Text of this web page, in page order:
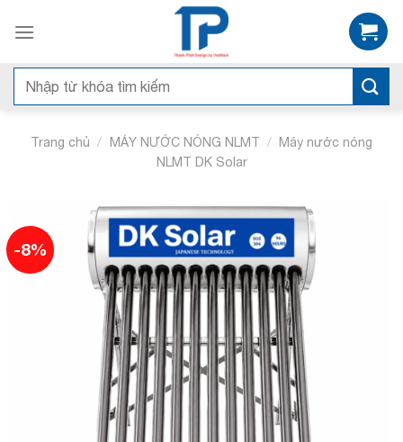
Tìm
kiếm:
Trang chủ / MÁY NƯỚC NÓNG NLMT /
Máy nước nóng
NLMT DK Solar
-8%